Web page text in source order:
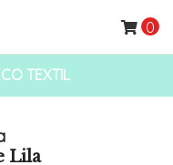
TEXTIL
0
Lila